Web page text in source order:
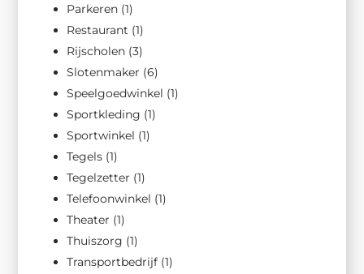
Parkeren (1)
Restaurant (1)
Rijscholen (3)
Slotenmaker (6)
Speelgoedwinkel (1)
Sportkleding (1)
Sportwinkel (1)
Tegels (1)
Tegelzetter (1)
Telefoonwinkel (1)
Theater (1)
Thuiszorg (1)
Transportbedrijf (1)